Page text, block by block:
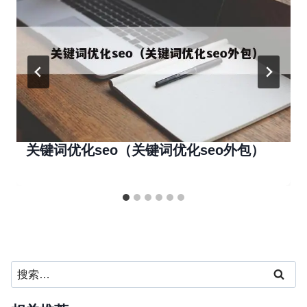
关键词优化seo（关键词优化seo外包）
搜
索：